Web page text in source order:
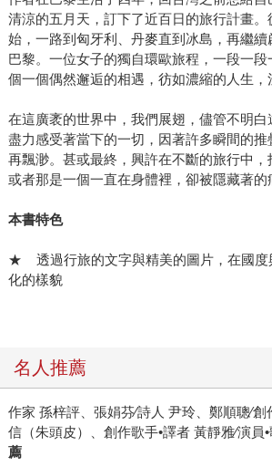
清涼的五月天，訂下了近百日的旅行計畫。
始，一路到匈牙利、丹麥直到冰島，再繼續
巴黎。一位女子的獨自環歐旅程，一段一
個一個偶然邂逅的相遇，彷如濃縮的人生，
在這廣袤的世界中，我們展翅，儘管不明
盡力感受著當下的一切，因著許多瞬間的
再飄渺。甚或最終，興許在不斷的旅行中，
或者那是一個一直在身體裡，卻被隱藏著的
本書特色
★ 透過行旅的文字與精美的圖片，在國度
化的樣貌
名人推薦
作家 孫梓評、張娟芬∕詩人 尹玲、鄭順聰∕
信（朱頭皮）、創作歌手•譯者 黃靜雅∕演員
薦